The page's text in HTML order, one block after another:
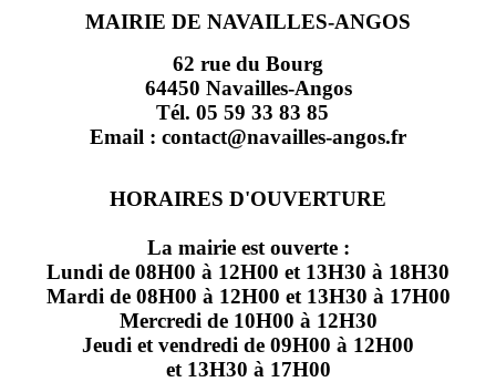
MAIRIE DE NAVAILLES-ANGOS
62 rue du Bourg
64450 Navailles-Angos
Tél. 05 59 33 83 85
Email : contact@navailles-angos.fr
HORAIRES D'OUVERTURE
La mairie est ouverte :
Lundi de 08H00 à 12H00 et 13H30 à 18H30
Mardi de 08H00 à 12H00 et 13H30 à 17H00
Mercredi de 10H00 à 12H30
Jeudi et vendredi de 09H00 à 12H00
et 13H30 à 17H00